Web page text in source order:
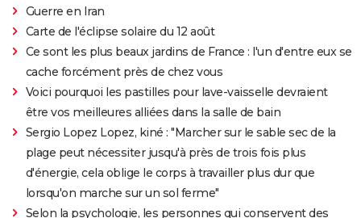
Guerre en Iran
Carte de l'éclipse solaire du 12 août
Ce sont les plus beaux jardins de France : l'un d'entre eux se
cache forcément près de chez vous
Voici pourquoi les pastilles pour lave-vaisselle devraient
être vos meilleures alliées dans la salle de bain
Sergio Lopez Lopez, kiné : "Marcher sur le sable sec de la
plage peut nécessiter jusqu'à près de trois fois plus
d'énergie, cela oblige le corps à travailler plus dur que
lorsqu'on marche sur un sol ferme"
Selon la psychologie, les personnes qui conservent des